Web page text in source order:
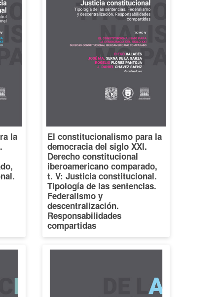
la
El constitucionalismo para la
democracia del siglo XXI.
Derecho constitucional
iberoamericano comparado,
t. V: Justicia constitucional.
Tipología de las sentencias.
Federalismo y
descentralización.
Responsabilidades
compartidas